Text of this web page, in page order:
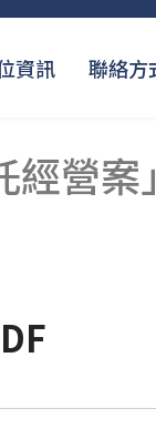
資訊 聯絡方
經營